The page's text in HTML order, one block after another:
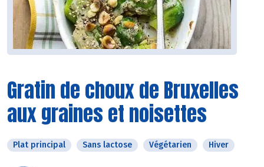
Gratin de choux de Bruxelles
aux graines et noisettes
Plat principal Sans lactose Végétarien Hiver